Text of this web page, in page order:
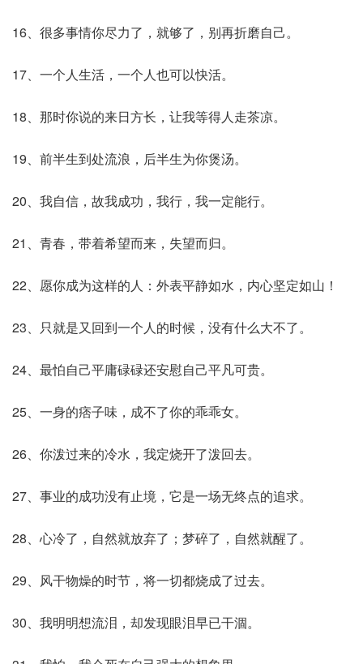
16、很多事情你尽力了，就够了，别再折磨自己。
17、一个人生活，一个人也可以快活。
18、那时你说的来日方长，让我等得人走茶凉。
19、前半生到处流浪，后半生为你煲汤。
20、我自信，故我成功，我行，我一定能行。
21、青春，带着希望而来，失望而归。
22、愿你成为这样的人：外表平静如水，内心坚定如山！
23、只就是又回到一个人的时候，没有什么大不了。
24、最怕自己平庸碌碌还安慰自己平凡可贵。
25、一身的痞子味，成不了你的乖乖女。
26、你泼过来的冷水，我定烧开了泼回去。
27、事业的成功没有止境，它是一场无终点的追求。
28、心冷了，自然就放弃了；梦碎了，自然就醒了。
29、风干物燥的时节，将一切都烧成了过去。
30、我明明想流泪，却发现眼泪早已干涸。